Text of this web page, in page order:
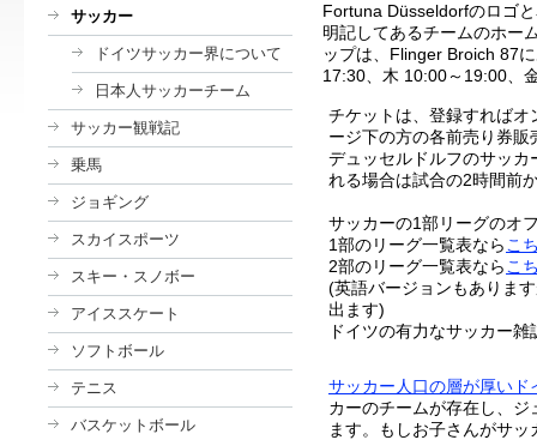
サッカー
ドイツサッカー界について
日本人サッカーチーム
サッカー観戦記
乗馬
ジョギング
スカイスポーツ
スキー・スノボー
アイススケート
ソフトボール
テニス
バスケットボール
Fortuna Düsseldorf のロゴ
明記してあるチームのホー
ップは、Flinger Broich 87
17:30、木 10:00～19:00、
チケットは、登録すれば
ージ下の方の各前売り券
デュッセルドルフのサッカ
れる場合は試合の2時間前
サッカーの1部リーグのオ
1部のリーグ一覧表なら こ
2部のリーグ一覧表なら こ
(英語バージョンもありま
出ます)
ドイツの有力なサッカー
サッカー人口の層が厚いド
カーのチームが存在し、
ます。もしお子さんがサ